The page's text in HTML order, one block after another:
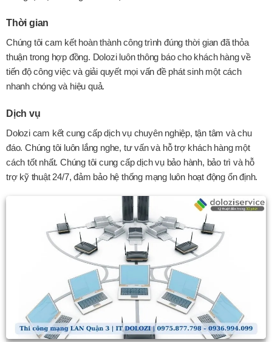
Thời gian
Chúng tôi cam kết hoàn thành công trình đúng thời gian đã thỏa
thuận trong hợp đồng. Dolozi luôn thông báo cho khách hàng về
tiến độ công việc và giải quyết mọi vấn đề phát sinh một cách
nhanh chóng và hiệu quả.
Dịch vụ
Dolozi cam kết cung cấp dịch vụ chuyên nghiệp, tận tâm và chu
đáo. Chúng tôi luôn lắng nghe, tư vấn và hỗ trợ khách hàng một
cách tốt nhất. Chúng tôi cung cấp dịch vụ bảo hành, bảo trì và hỗ
trợ kỹ thuật 24/7, đảm bảo hệ thống mạng luôn hoạt động ổn định.